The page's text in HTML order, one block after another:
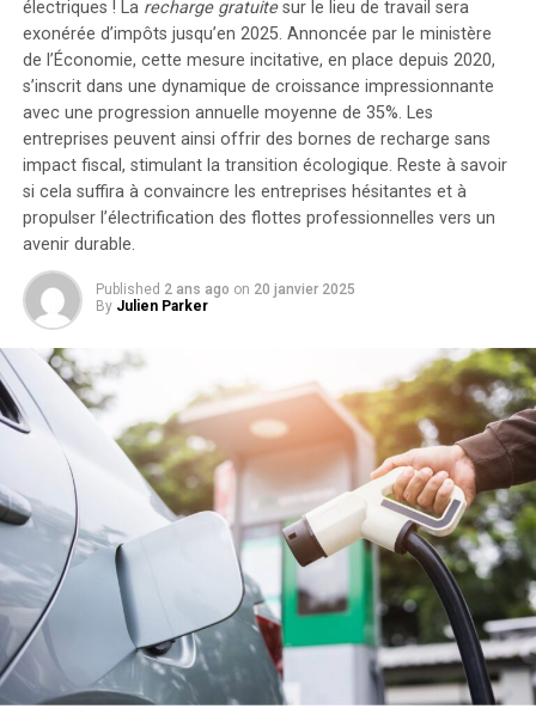
jusqu’à cinq batteries supplémentaires de 1,6
kilowattheure chacune, augmentant la capacité totale à
9,6 kilowattheures.
Intégration dans un Écosystème
Intelligent
Le Solarbank 2 AC s’intègre parfaitement dans un
écosystème énergétique intelligent grâce à sa
compatibilité avec le compteur Anker SOLIX Smart et
les prises intelligentes proposées par Anker. cette
consommation électrique tout en réduisant les pertes
énergétiques inutiles. De plus, Anker SOLIX prévoit
d’étendre cette compatibilité aux dispositifs Shelly.
Durabilité et Résistance aux
Intempéries
Anker SOLIX met également l’accent sur la longévité du
Solarbank 2 AC. Conçu pour supporter au moins6000
cycles de charge, cet appareil a une durée de vie
estimée dépassant quinze ans. Il est accompagné d’une
garantie fabricant décennale et possède une
électriques ! La recharge gratuitesur le lieu de travail sera
exonérée d’impôts jusqu’en 2025. Annoncée par le ministère
de l’Économie, cette mesure incitative, en place depuis 2020,
s’inscrit dans une dynamique de croissance impressionnante
avec une progression annuelle moyenne de 35%. Les
entreprises peuvent ainsi offrir des bornes de recharge sans
impact fiscal, stimulant la transition écologique. Reste à savoir
si cela suffira à convaincre les entreprises hésitantes et à
propulser l’électrification des flottes professionnelles vers un
avenir durable.
Published 2 ans ago on 20 janvier 2025
By Julien Parker